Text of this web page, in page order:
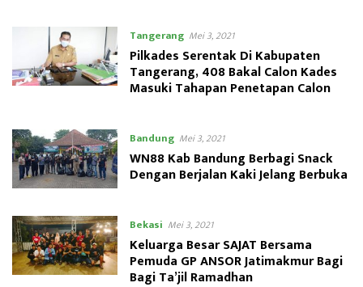
Tangerang Mei 3, 2021
Pilkades Serentak Di Kabupaten
Tangerang, 408 Bakal Calon Kades
Masuki Tahapan Penetapan Calon
Bandung Mei 3, 2021
WN88 Kab Bandung Berbagi Snack
Dengan Berjalan Kaki Jelang Berbuka
Bekasi Mei 3, 2021
Keluarga Besar SAJAT Bersama
Pemuda GP ANSOR Jatimakmur Bagi
Bagi Ta’jil Ramadhan